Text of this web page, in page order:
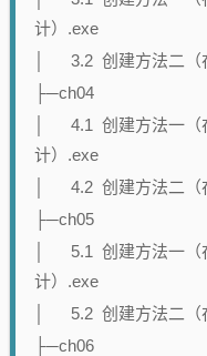
计）.exe
│ 3.2 创建方法二（
├─ch04
│ 4.1 创建方法一（
计）.exe
│ 4.2 创建方法二（
├─ch05
│ 5.1 创建方法一（
计）.exe
│ 5.2 创建方法二（
├─ch06